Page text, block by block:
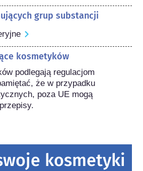
grup substancji
kosmetyków
podlegają regulacjom
że w przypadku
poza UE mogą
kosmetyki